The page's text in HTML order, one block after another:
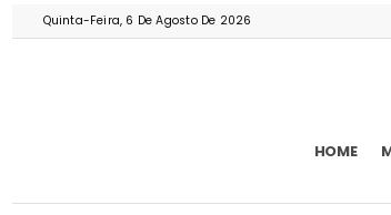
Quinta-Feira, 6 De Agosto De 2026
HOME